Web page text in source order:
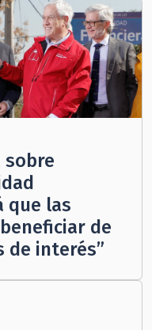
sobre
que las
de
de interés”